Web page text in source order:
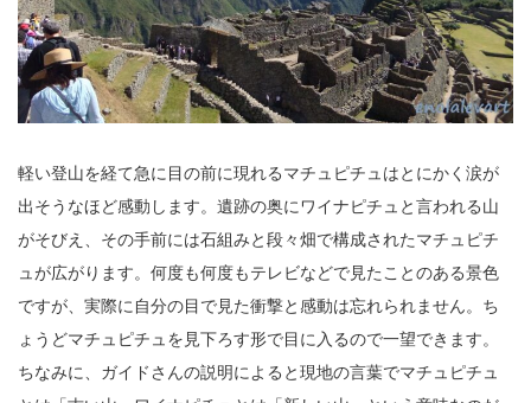
軽い登山を経て急に目の前に現れるマチュピチュはとにかく涙が
出そうなほど感動します。遺跡の奥にワイナピチュと言われる山
がそびえ、その手前には石組みと段々畑で構成されたマチュピチ
ュが広がります。何度も何度もテレビなどで見たことのある景色
ですが、実際に自分の目で見た衝撃と感動は忘れられません。ち
ょうどマチュピチュを見下ろす形で目に入るので一望できます。
ちなみに、ガイドさんの説明によると現地の言葉でマチュピチュ